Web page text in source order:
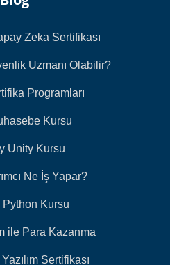
Zeka Sertifikası
Uzmanı Olabilir?
Programları
Kursu
Unity Kursu
Ne İş Yapar?
Python Kursu
ile Para Kazanma
Sertifikası